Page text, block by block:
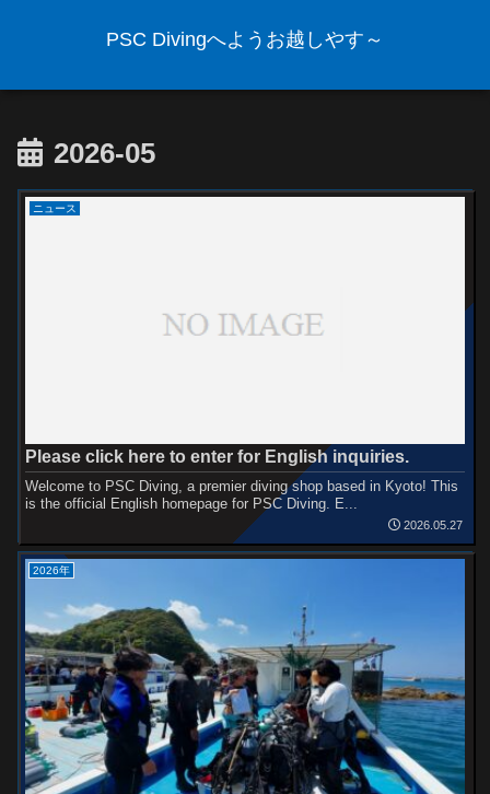
PSC Divingへようお越しやす～
2026-05
ニュース
Please click here to enter for English inquiries.
Welcome to PSC Diving, a premier diving shop based in Kyoto! This
is the official English homepage for PSC Diving. E...
2026.05.27
2026年